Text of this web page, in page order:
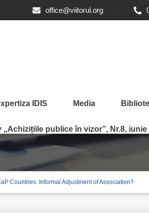
office@viitorul.org
IDIS Media
publice în vizor”, Nr.8, iunie
Countries: Informal Adjustment of Association?